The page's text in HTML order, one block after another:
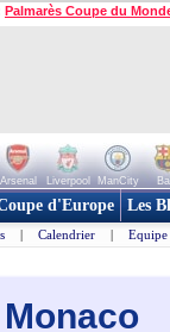
Palmarès Coupe du
Arsenal Liverpool ManCity
d'Europe Les
| Calendrier | Equipe